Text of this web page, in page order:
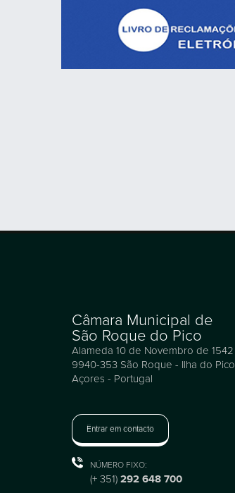
Câmara Municipal de
São Roque do Pico
Alameda 10 de Novembro de 1542
9940-353 São Roque - Ilha do Pico
Açores - Portugal
Entrar em contacto
NÚMERO FIXO:
(+ 351) 292 648 700